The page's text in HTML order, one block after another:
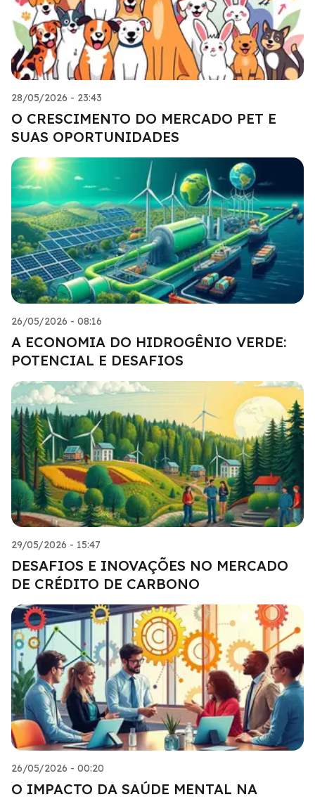
28/05/2026 - 23:43
O CRESCIMENTO DO MERCADO PET E
SUAS OPORTUNIDADES
26/05/2026 - 08:16
A ECONOMIA DO HIDROGÊNIO VERDE:
POTENCIAL E DESAFIOS
29/05/2026 - 15:47
DESAFIOS E INOVAÇÕES NO MERCADO
DE CRÉDITO DE CARBONO
26/05/2026 - 00:20
O IMPACTO DA SAÚDE MENTAL NA